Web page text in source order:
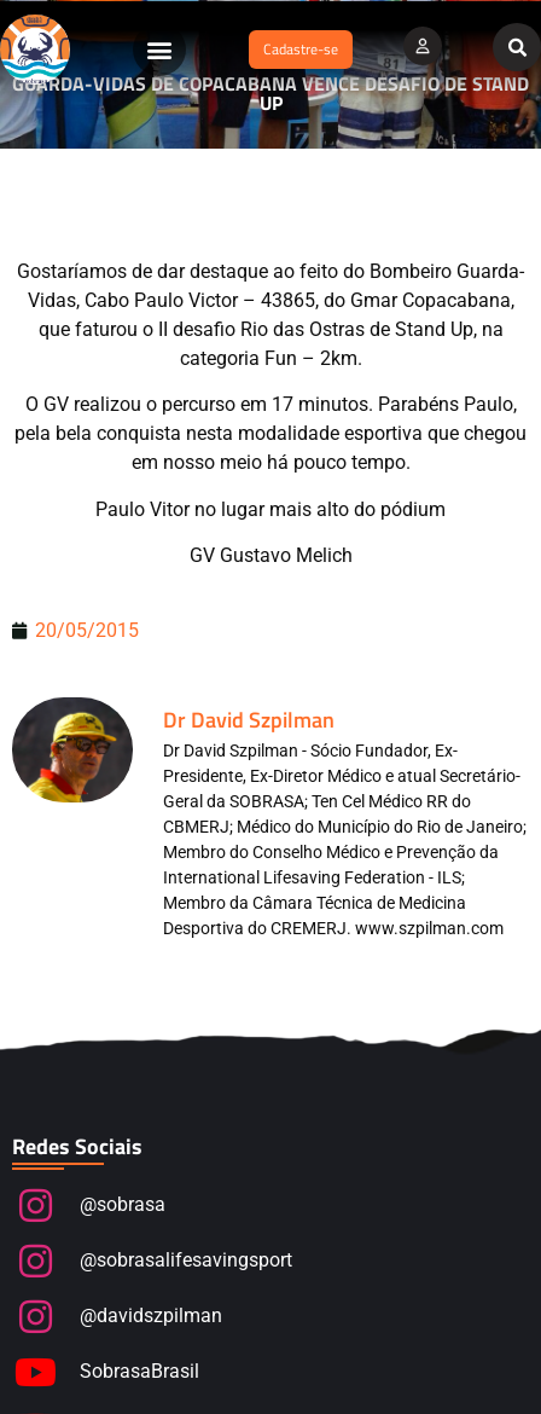
Cadastre-se
GUARDA-VIDAS DE COPACABANA VENCE DESAFIO DE STAND
UP
Gostaríamos de dar destaque ao feito do Bombeiro Guarda-
Vidas, Cabo Paulo Victor – 43865, do Gmar Copacabana,
que faturou o II desafio Rio das Ostras de Stand Up, na
categoria Fun – 2km.
O GV realizou o percurso em 17 minutos. Parabéns Paulo,
pela bela conquista nesta modalidade esportiva que chegou
em nosso meio há pouco tempo.
Paulo Vitor no lugar mais alto do pódium
GV Gustavo Melich
20/05/2015
Dr David Szpilman
Dr David Szpilman - Sócio Fundador, Ex-
Presidente, Ex-Diretor Médico e atual Secretário-
Geral da SOBRASA; Ten Cel Médico RR do
CBMERJ; Médico do Município do Rio de Janeiro;
Membro do Conselho Médico e Prevenção da
International Lifesaving Federation - ILS;
Membro da Câmara Técnica de Medicina
Desportiva do CREMERJ. www.szpilman.com
Redes Sociais
@sobrasa
@sobrasalifesavingsport
@davidszpilman
SobrasaBrasil